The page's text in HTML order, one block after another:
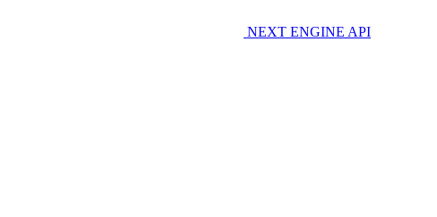
NEXT ENGINE API